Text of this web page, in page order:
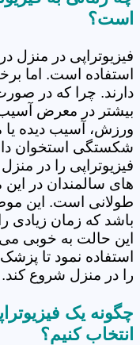
است؟
فیزیوتراپی در منزل
استفاده است. اما
دارند. چرا که در
بیشتر در معرض آسیب
ورزش، آسیب دیده
شکستگی استخوان
فیزیوتراپی را در
های سالمندان در
طولانی است. این
باشد که زمان زیادی
این حالت به خوبی می
استفاده نمود تا
را در منزل شروع کند.
چگونه یک
انتخاب کنیم؟